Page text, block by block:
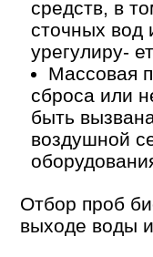
средств, в
сточных вод
урегулиру-
Массовая
сброса или
быть
воздушной
Отбор проб
выходе воды